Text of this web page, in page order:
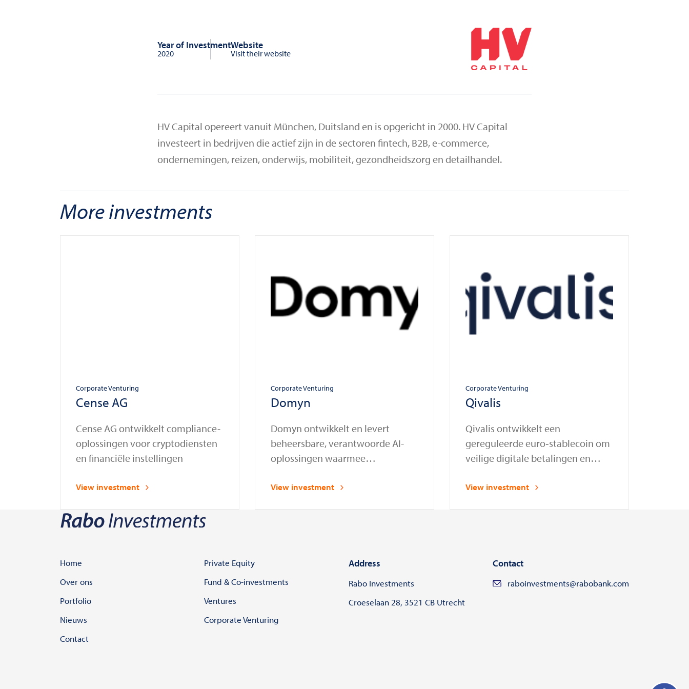
Year of Investment
2020
Website
Visit their website
HV Capital opereert vanuit München, Duitsland en is opgericht in 2000. HV Capital
investeert in bedrijven die actief zijn in de sectoren fintech, B2B, e-commerce,
ondernemingen, reizen, onderwijs, mobiliteit, gezondheidszorg en detailhandel.
More investments
Corporate Venturing
Cense AG
Cense AG ontwikkelt compliance-
oplossingen voor cryptodiensten
en financiële instellingen
View investment
Corporate Venturing
Domyn
Domyn ontwikkelt en levert
beheersbare, verantwoorde AI-
oplossingen waarmee
sectoren AI-systemen veilig en
View investment
Corporate Venturing
Qivalis
Qivalis ontwikkelt een
gereguleerde euro‑stablecoin om
veilige digitale betalingen en
View investment
Home
Over ons
Portfolio
Nieuws
Contact
Private Equity
Fund & Co-investments
Ventures
Corporate Venturing
Address
Rabo Investments
Croeselaan 28, 3521 CB Utrecht
Contact
raboinvestments@rabobank.com